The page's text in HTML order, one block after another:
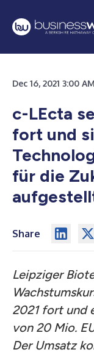
Dec 16, 2021 3:00
c-LEcta
fort und
für die
Share
Leipziger
2021 fort und
von 20 Mio.
Der Umsatz